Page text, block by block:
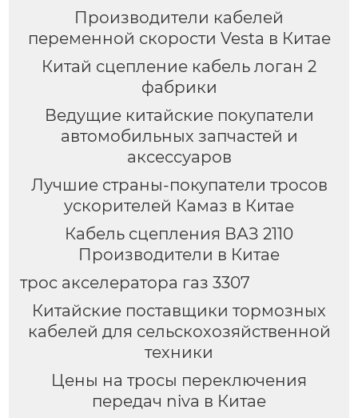
Производители кабелей
переменной скорости Vesta в Китае
Китай сцепление кабель логан 2
фабрики
Ведущие китайские покупатели
автомобильных запчастей и
аксессуаров
Лучшие страны-покупатели тросов
ускорителей Камаз в Китае
Кабель сцепления ВАЗ 2110
Производители в Китае
трос акселератора газ 3307
Китайские поставщики тормозных
кабелей для сельскохозяйственной
техники
Цены на тросы переключения
передач niva в Китае